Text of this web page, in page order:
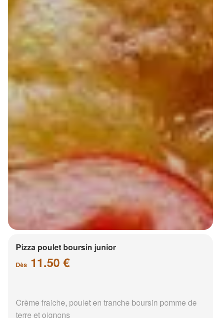
Pizza poulet boursin junior
Dès 11.50 €
Crème fraiche, poulet en tranche boursin pomme de
terre et oignons